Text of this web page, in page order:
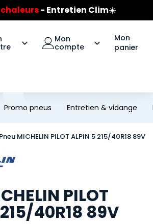
principal- Entretien Clim☀️
pneus Bridgestone
Mon
compte
Mon
panier
Promo pneus Entretien & vidange
Pneu MICHELIN PILOT ALPIN 5 215/40R18 89V
PILOT
40R18 89V